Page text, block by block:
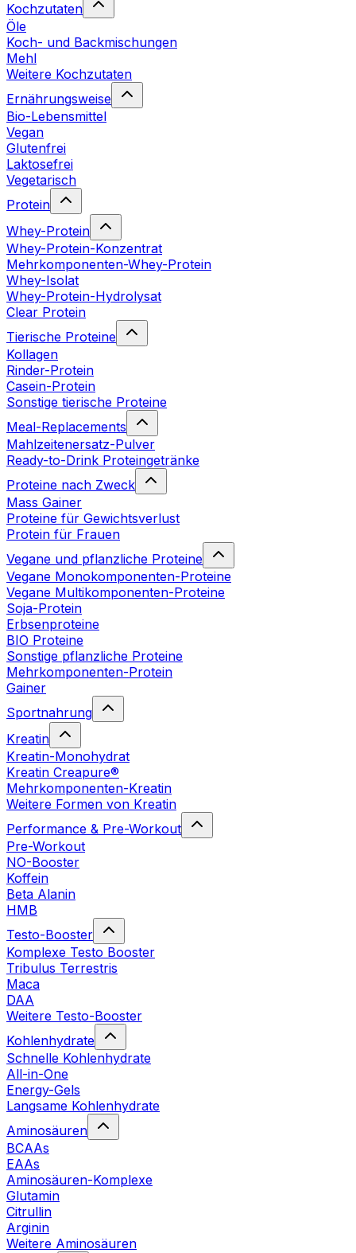
Kochzutaten
Öle
Koch- und Backmischungen
Mehl
Weitere Kochzutaten
Ernährungsweise
Bio-Lebensmittel
Vegan
Glutenfrei
Laktosefrei
Vegetarisch
Protein
Whey-Protein
Whey-Protein-Konzentrat
Mehrkomponenten-Whey-Protein
Whey-Isolat
Whey-Protein-Hydrolysat
Clear Protein
Tierische Proteine
Kollagen
Rinder-Protein
Casein-Protein
Sonstige tierische Proteine
Meal-Replacements
Mahlzeitenersatz-Pulver
Ready-to-Drink Proteingetränke
Proteine nach Zweck
Mass Gainer
Proteine für Gewichtsverlust
Protein für Frauen
Vegane und pflanzliche Proteine
Vegane Monokomponenten-Proteine
Vegane Multikomponenten-Proteine
Soja-Protein
Erbsenproteine
BIO Proteine
Sonstige pflanzliche Proteine
Mehrkomponenten-Protein
Gainer
Sportnahrung
Kreatin
Kreatin-Monohydrat
Kreatin Creapure®
Mehrkomponenten-Kreatin
Weitere Formen von Kreatin
Performance & Pre-Workout
Pre-Workout
NO-Booster
Koffein
Beta Alanin
HMB
Testo-Booster
Komplexe Testo Booster
Tribulus Terrestris
Maca
DAA
Weitere Testo-Booster
Kohlenhydrate
Schnelle Kohlenhydrate
All-in-One
Energy-Gels
Langsame Kohlenhydrate
Aminosäuren
BCAAs
EAAs
Aminosäuren-Komplexe
Glutamin
Citrullin
Arginin
Weitere Aminosäuren